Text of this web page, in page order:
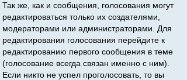
Так же, как и сообщения, голосования могут
редактироваться только их создателями,
модераторами или администраторами. Для
редактирования голосования перейдите к
редактированию первого сообщения в теме
(голосование всегда связан именно с ним).
Если никто не успел проголосовать, то вы